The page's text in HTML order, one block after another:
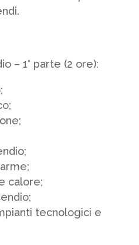
– 1° parte (2 ore):
calore;
tecnologici e